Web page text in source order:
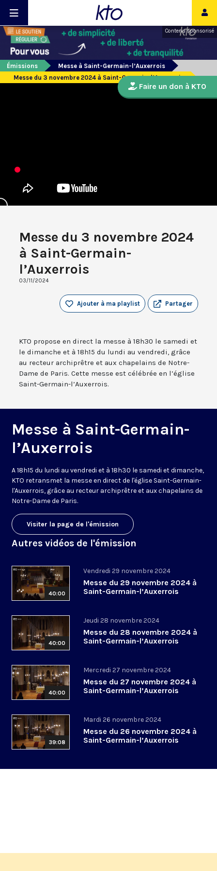
Contenu sponsorisé
Émissions
Messe à Saint-Germain-l’Auxerrois
Messe du 3 novembre 2024 à Saint-Germain-l’Auxerrois
Messe du 3 novembre 2024
à Saint-Germain-
l’Auxerrois
03/11/2024
Partager
Ajouter à ma playlist
KTO propose en direct la messe à 18h30 le samedi et
le dimanche et à 18h15 du lundi au vendredi, grâce
au recteur archiprêtre et aux chapelains de Notre-
Dame de Paris. Cette messe est célébrée en l’église
Saint-Germain-l’Auxerrois.
Messe à Saint-Germain-
l’Auxerrois
A 18h15 du lundi au vendredi et à 18h30 le samedi et dimanche,
KTO retransmet la messe en direct de l'église Saint-Germain-
l'Auxerrois, grâce au recteur archiprêtre et aux chapelains de
Notre-Dame de Paris.
Visiter la page de l'émission
Autres vidéos de l'émission
40:00
Vendredi 29 novembre 2024
Messe du 29 novembre 2024 à
Saint-Germain-l’Auxerrois
40:00
Jeudi 28 novembre 2024
Messe du 28 novembre 2024 à
Saint-Germain-l’Auxerrois
40:00
Mercredi 27 novembre 2024
Messe du 27 novembre 2024 à
Saint-Germain-l’Auxerrois
39:08
Mardi 26 novembre 2024
Messe du 26 novembre 2024 à
Saint-Germain-l’Auxerrois
Faire un don à KTO